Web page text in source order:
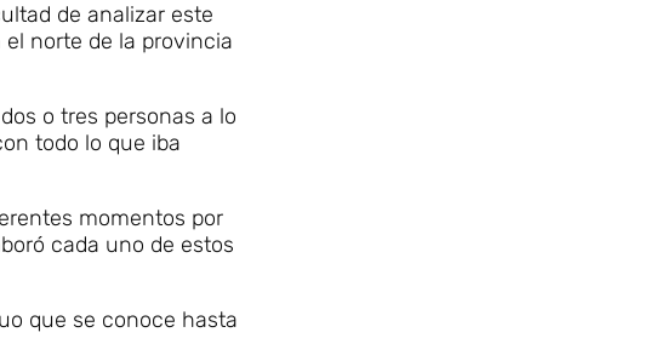
de analizar este
norte de la provincia
o tres personas a lo
todo lo que iba
momentos por
cada uno de estos
que se conoce hasta